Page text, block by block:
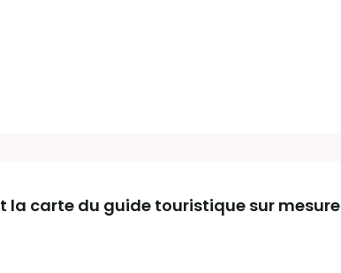
la carte du guide touristique sur mesure